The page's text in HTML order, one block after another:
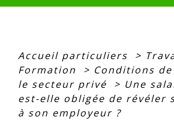
Accueil particuliers >
Formation
> Conditions
le secteur privé
> Une
est-elle obligée de révéler
à son employeur ?